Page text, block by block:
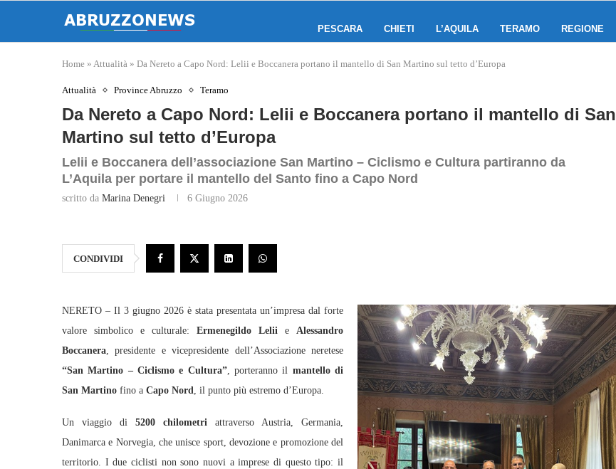
PESCARA CHIETI L’AQUILA TERAMO REGIONE
Home » Attualità » Da Nereto a Capo Nord: Lelii e Boccanera portano il mantello di San Martino sul tetto d’Europa
Attualità Province Abruzzo Teramo
Da Nereto a Capo Nord: Lelii e Boccanera portano il mantello di San
Martino sul tetto d’Europa
Lelii e Boccanera dell’associazione San Martino – Ciclismo e Cultura partiranno da
L’Aquila per portare il mantello del Santo fino a Capo Nord
scritto da Marina Denegri 6 Giugno 2026
CONDIVIDI
NERETO – Il 3 giugno 2026 è stata presentata un’impresa dal forte
valore simbolico e culturale: Ermenegildo Lelii e Alessandro
Boccanera, presidente e vicepresidente dell’Associazione neretese
“San Martino – Ciclismo e Cultura”, porteranno il mantello di
San Martino fino a Capo Nord, il punto più estremo d’Europa.
Un viaggio di 5200 chilometri attraverso Austria, Germania,
Danimarca e Norvegia, che unisce sport, devozione e promozione del
territorio. I due ciclisti non sono nuovi a imprese di questo tipo: il